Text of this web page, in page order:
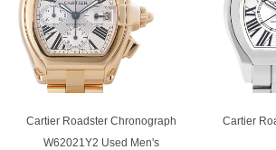
新宿店
Cartier Roadster Chronograph
W62021Y2 Used Men's
Cartier